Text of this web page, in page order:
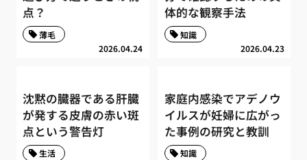
点？
2026.04.24
薄毛
体的な観察手法
2026.04.23
知識
沈黙の臓器である肝臓
が発する皮膚の赤い斑
点という警告灯
生活
家庭内感染でアデノウ
イルスが妊婦に広がっ
た事例の研究と教訓
知識